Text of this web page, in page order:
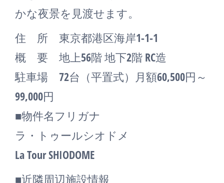
かな夜景を見渡せます。
住 所 東京都港区海岸1-1-1
概 要 地上56階 地下2階 RC造
駐車場 72台（平置式）月額60,500円～
99,000円
■物件名フリガナ
ラ・トゥールシオドメ
La Tour SHIODOME
■近隣周辺施設情報